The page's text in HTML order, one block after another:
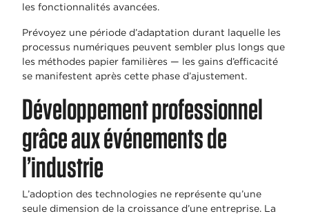
les fonctionnalités avancées.
Prévoyez une période d’adaptation durant laquelle les
processus numériques peuvent sembler plus longs que
les méthodes papier familières — les gains d’efficacité
se manifestent après cette phase d’ajustement.
Développement professionnel
grâce aux événements de
l’industrie
L’adoption des technologies ne représente qu’une
seule dimension de la croissance d’une entreprise. La